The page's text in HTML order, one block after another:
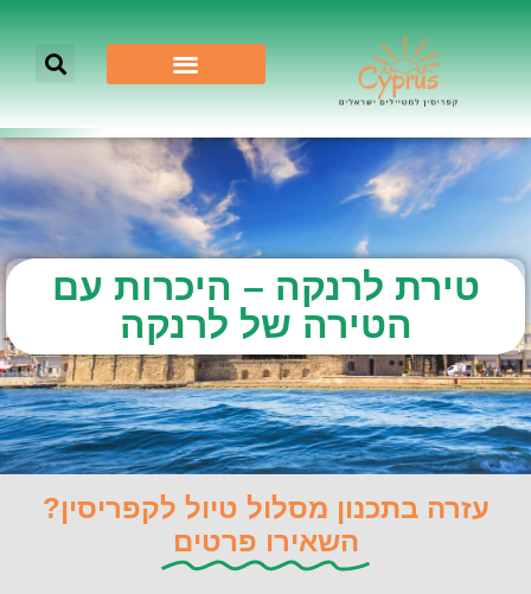
טירת לרנקה – היכרות עם
הטירה של לרנקה
עזרה בתכנון מסלול טיול לקפריסין?
השאירו פרטים